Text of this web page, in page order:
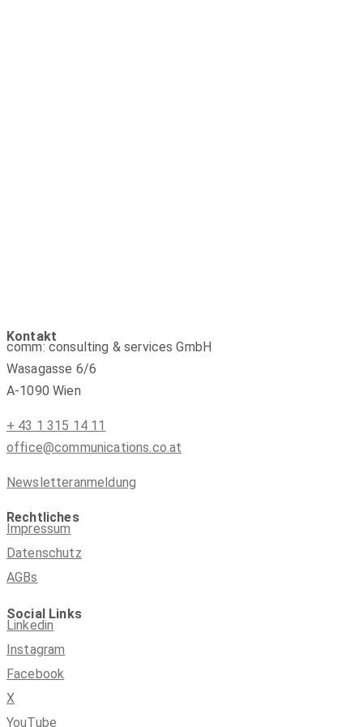
Kontakt
comm: consulting & services GmbH
Wasagasse 6/6
A-1090 Wien
+ 43 1 315 14 11
office@communications.co.at
Newsletteranmeldung
Rechtliches
Impressum
Datenschutz
AGBs
Social Links
Linkedin
Instagram
Facebook
X
YouTube